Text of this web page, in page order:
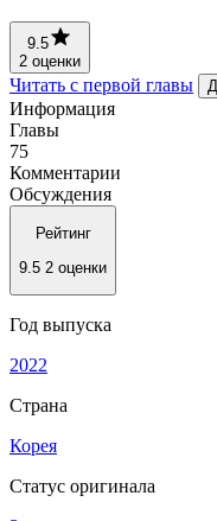
9.5
2 оценки
Читать с первой главы
Информация
Главы
75
Комментарии
Обсуждения
Рейтинг
9.5 2 оценки
Год выпуска
2022
Страна
Корея
Статус оригинала